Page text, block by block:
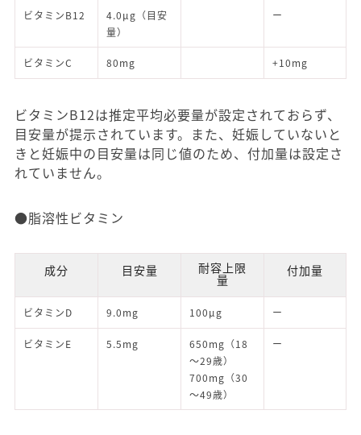
ビタミンB12
4.0μg（目安
量）
ー
ビタミンC 80mg +10mg
ビタミンB12は推定平均必要量が設定されておらず、
目安量が提示されています。また、妊娠していないと
きと妊娠中の目安量は同じ値のため、付加量は設定さ
れていません。
●脂溶性ビタミン
成分 目安量 耐容上限
量
付加量
ビタミンD 9.0mg 100μg ー
ビタミンE 5.5mg
650mg（18
〜29歳）
700mg（30
〜49歳）
ー